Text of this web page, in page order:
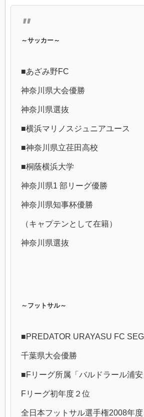
～サッカー～
■あざみ野FC
神奈川県大会優勝
神奈川県選抜
■横浜マリノスジュニアユース
■神奈川県立荏田高校
■桐蔭横浜大学
神奈川県1 部リーグ優勝
神奈川県知事杯優勝
（キャプテンとして在籍）
神奈川県選抜
～フットサル～
■PREDATOR URAYASU FC
千葉県大会優勝
■Fリーグ所属「バルドラール浦安
Fリーグ初年度２位
全日本フットサル選手権2008年